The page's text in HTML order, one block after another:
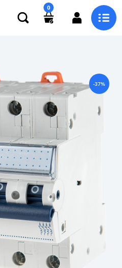
0
-37%